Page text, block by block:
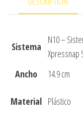
Sistema
N10 –
Xpressnap
Ancho 14.9 cm
Material Plástico